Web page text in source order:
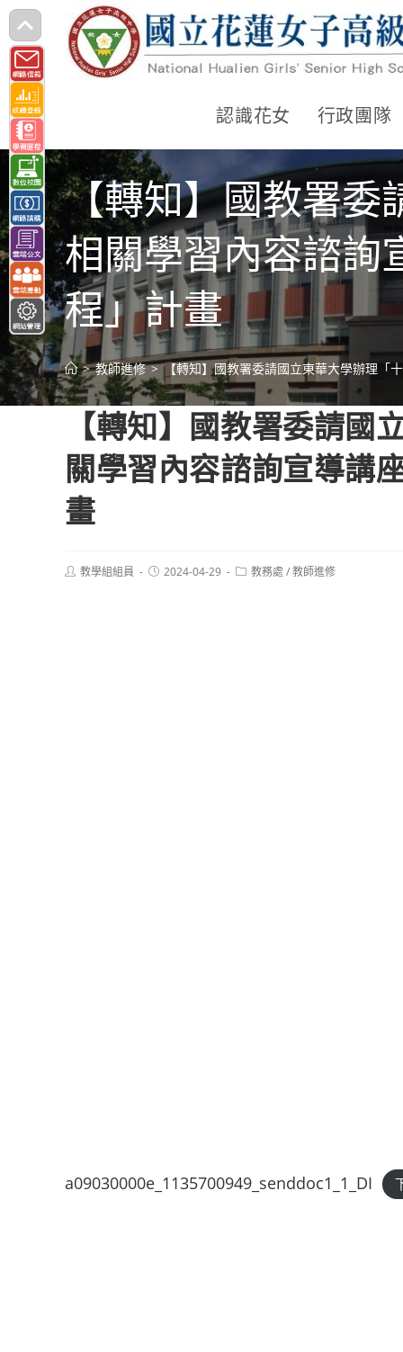
跳
轉
至
主
要
內
容
認識花女 行政團隊
【轉知】國教署委
相關學習內容諮詢
程」計畫
> 教師進修 > 【轉知】國教署委請國立東華大學辦理「
【轉知】國教署委請
關學習內容諮詢宣導講
畫
Post教學組組員
Post2024-04-29
Post教務處 /教師進修
a09030000e_1135700949_senddoc1_1_DI